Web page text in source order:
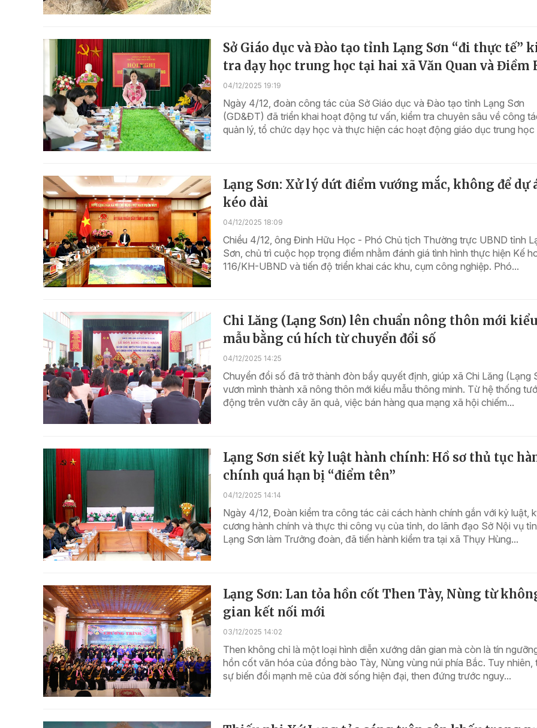
Sở Giáo dục và Đào tạo tỉnh Lạng Sơn “đi thực tế”
tra dạy học trung học tại hai xã Văn Quan và Điềm
04/12/2025 19:19
Ngày 4/12, đoàn công tác của Sở Giáo dục và Đào tạo tỉnh Lạng Sơn
(GD&ĐT) đã triển khai hoạt động tư vấn, kiểm tra chuyên sâu về công
quản lý, tổ chức dạy học và thực hiện các hoạt động giáo dục trung học
Lạng Sơn: Xử lý dứt điểm vướng mắc, không để dự
kéo dài
04/12/2025 18:09
Chiều 4/12, ông Đinh Hữu Học - Phó Chủ tịch Thường trực UBND tỉnh
Sơn, chủ trì cuộc họp trọng điểm nhằm đánh giá tình hình thực hiện Kế
116/KH-UBND và tiến độ triển khai các khu, cụm công nghiệp. Phó...
Chi Lăng (Lạng Sơn) lên chuẩn nông thôn mới kiểu
mẫu bằng cú hích từ chuyển đổi số
04/12/2025 14:25
Chuyển đổi số đã trở thành đòn bẩy quyết định, giúp xã Chi Lăng (Lạng
vươn mình thành xã nông thôn mới kiểu mẫu thông minh. Từ hệ thống
động trên vườn cây ăn quả, việc bán hàng qua mạng xã hội chiếm...
Lạng Sơn siết kỷ luật hành chính: Hồ sơ thủ tục
chính quá hạn bị “điểm tên”
04/12/2025 14:14
Ngày 4/12, Đoàn kiểm tra công tác cải cách hành chính gắn với kỷ luật,
cương hành chính và thực thi công vụ của tỉnh, do lãnh đạo Sở Nội vụ
Lạng Sơn làm Trưởng đoàn, đã tiến hành kiểm tra tại xã Thụy Hùng...
Lạng Sơn: Lan tỏa hồn cốt Then Tày, Nùng từ
gian kết nối mới
03/12/2025 14:02
Then không chỉ là một loại hình diễn xướng dân gian mà còn là tín
hồn cốt văn hóa của đồng bào Tày, Nùng vùng núi phía Bắc. Tuy nhiên,
sự biến đổi mạnh mẽ của đời sống hiện đại, then đứng trước nguy...